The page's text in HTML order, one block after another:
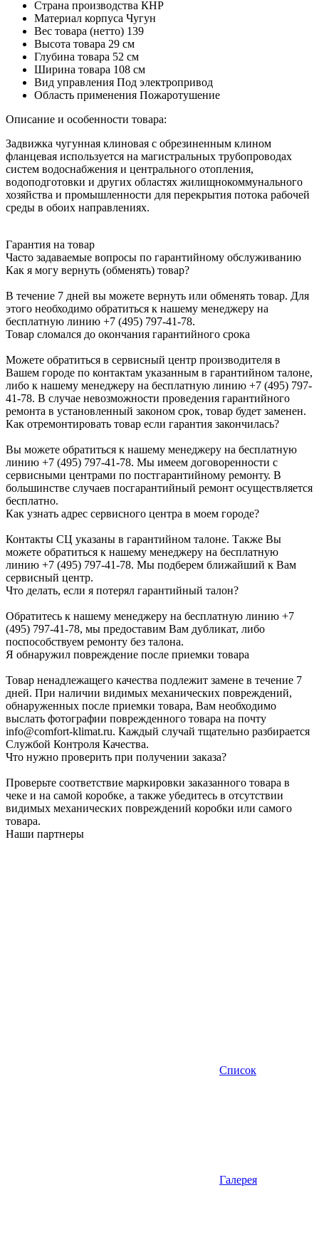
Страна производства КНР
Материал корпуса Чугун
Вес товара (нетто) 139
Высота товара 29 см
Глубина товара 52 см
Ширина товара 108 см
Вид управления Под электропривод
Область применения Пожаротушение
Описание и особенности товара:
Задвижка чугунная клиновая с обрезиненным клином
фланцевая используется на магистральных трубопроводах
систем водоснабжения и центрального отопления,
водоподготовки и других областях жилищнокоммунального
хозяйства и промышленности для перекрытия потока рабочей
среды в обоих направлениях.
Гарантия на товар
Часто задаваемые вопросы по гарантийному обслуживанию
Как я могу вернуть (обменять) товар?
В течение 7 дней вы можете вернуть или обменять товар. Для
этого необходимо обратиться к нашему менеджеру на
бесплатную линию +7 (495) 797-41-78.
Товар сломался до окончания гарантийного срока
Можете обратиться в сервисный центр производителя в
Вашем городе по контактам указанным в гарантийном талоне,
либо к нашему менеджеру на бесплатную линию +7 (495) 797-
41-78. В случае невозможности проведения гарантийного
ремонта в установленный законом срок, товар будет заменен.
Как отремонтировать товар если гарантия закончилась?
Вы можете обратиться к нашему менеджеру на бесплатную
линию +7 (495) 797-41-78. Мы имеем договоренности с
сервисными центрами по постгарантийному ремонту. В
большинстве случаев посгарантийный ремонт осуществляется
бесплатно.
Как узнать адрес сервисного центра в моем городе?
Контакты СЦ указаны в гарантийном талоне. Также Вы
можете обратиться к нашему менеджеру на бесплатную
линию +7 (495) 797-41-78. Мы подберем ближайший к Вам
сервисный центр.
Что делать, если я потерял гарантийный талон?
Обратитесь к нашему менеджеру на бесплатную линию +7
(495) 797-41-78, мы предоставим Вам дубликат, либо
поспособствуем ремонту без талона.
Я обнаружил повреждение после приемки товара
Товар ненадлежащего качества подлежит замене в течение 7
дней. При наличии видимых механических повреждений,
обнаруженных после приемки товара, Вам необходимо
выслать фотографии поврежденного товара на почту
info@comfort-klimat.ru. Каждый случай тщательно разбирается
Службой Контроля Качества.
Что нужно проверить при получении заказа?
Проверьте соответствие маркировки заказанного товара в
чеке и на самой коробке, а также убедитесь в отсутствии
видимых механических повреждений коробки или самого
товара.
Наши партнеры
Список
Галерея